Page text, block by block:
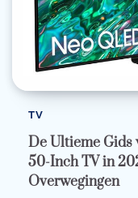
TV
De Ultieme Gids
50-Inch TV in
Overwegingen